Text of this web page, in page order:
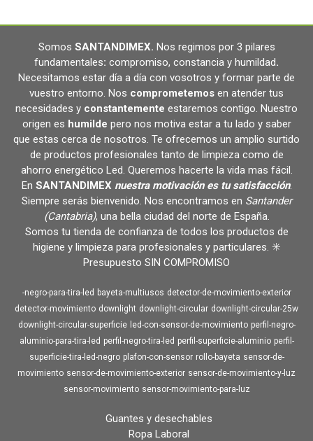
Somos SANTANDIMEX. Nos regimos por 3 pilares
fundamentales: compromiso, constancia y humildad.
Necesitamos estar día a día con vosotros y formar parte de
vuestro entorno. Nos comprometemos en atender tus
necesidades y constantemente estaremos contigo. Nuestro
origen es humilde pero nos motiva estar a tu lado y saber
que estas cerca de nosotros. Te ofrecemos un amplio surtido
de productos profesionales tanto de limpieza como de
ahorro energético Led. Queremos hacerte la vida mas fácil.
En SANTANDIMEX nuestra motivación es tu satisfacción.
Siempre serás bienvenido. Nos encontramos en Santander
(Cantabria), una bella ciudad del norte de España.
Somos tu tienda de confianza de todos los productos de
higiene y limpieza para profesionales y particulares. ✳️
Presupuesto SIN COMPROMISO
-negro-para-tira-led bayeta-multiusos detector-de-movimiento-exterior
detector-movimiento downlight downlight-circular downlight-circular-25w
downlight-circular-superficie
led-con-sensor-de-movimiento perfil-negro-
aluminio-para-tira-led perfil-negro-tira-led perfil-superficie-aluminio perfil-
superficie-tira-led-negro plafon-con-sensor rollo-bayeta sensor-de-
movimiento sensor-de-movimiento-exterior sensor-de-movimiento-y-luz
sensor-movimiento sensor-movimiento-para-luz
Guantes y desechables
Ropa Laboral